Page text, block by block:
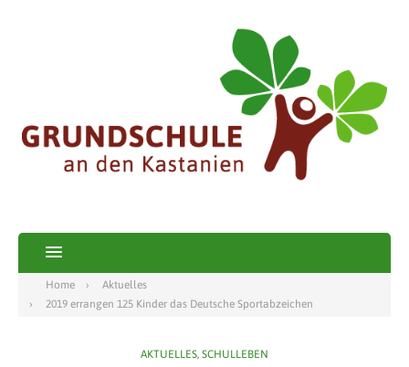
Home
Aktuelles
2019 errangen 125 Kinder das Deutsche Sportabzeichen
AKTUELLES, SCHULLEBEN